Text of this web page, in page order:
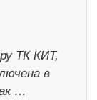
ТК КИТ,
в
…